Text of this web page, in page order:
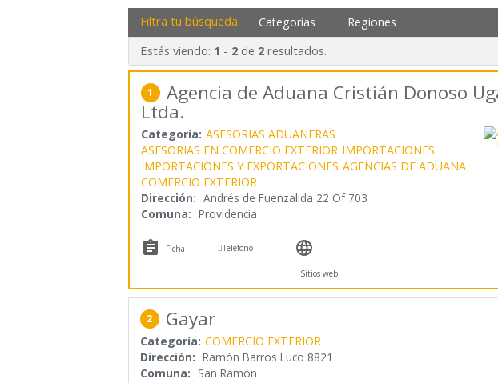
Filtra tu búsqueda: Categorías Regiones
Estás viendo: 1 - 2de 2resultados.
1 Agencia de Aduana Cristián Donoso
Ltda.
Categoría: ASESORIAS ADUANERAS
ASESORIAS EN COMERCIO EXTERIOR IMPORTACIONES
IMPORTACIONES Y EXPORTACIONES AGENCIAS DE ADUANA
COMERCIO EXTERIOR
Dirección: Andrés de Fuenzalida 22 Of 703
Comuna: Providencia
 Ficha Teléfono 
Sitios web
2 Gayar
Categoría: COMERCIO EXTERIOR
Dirección: Ramón Barros Luco 8821
Comuna: San Ramón